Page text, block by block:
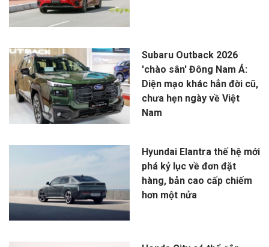
Subaru Outback 2026
'chào sân' Đông Nam Á:
Diện mạo khác hẳn đời cũ,
chưa hẹn ngày về Việt
Nam
Hyundai Elantra thế hệ mới
phá kỷ lục về đơn đặt
hàng, bản cao cấp chiếm
hơn một nửa